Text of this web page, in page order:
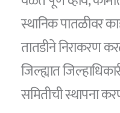
स्थानिक पातळीवर
तातडीने निराकरण
जिल्ह्यात
समितीची स्थापना